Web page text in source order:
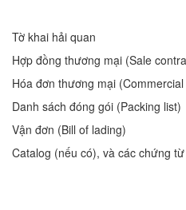
Tờ khai hải quan
Hợp đồng thương mại (Sale
Hóa đơn thương mại
Danh sách đóng gói (Packing list)
Vận đơn (Bill of lading)
Catalog (nếu có), và các chứng